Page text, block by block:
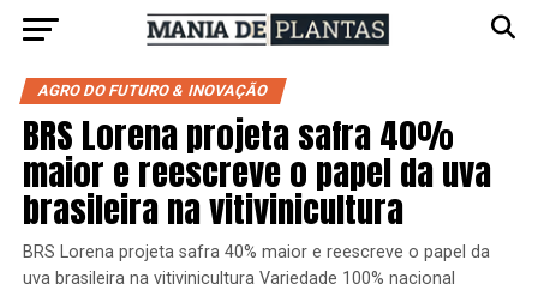
AGRO DO FUTURO & INOVAÇÃO
BRS Lorena projeta safra 40%
maior e reescreve o papel da uva
brasileira na vitivinicultura
BRS Lorena projeta safra 40% maior e reescreve o papel da
uva brasileira na vitivinicultura Variedade 100% nacional